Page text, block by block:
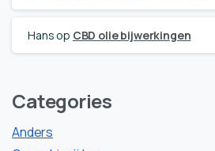
Hansop CBD olie bijwerkingen
Categories
Anders